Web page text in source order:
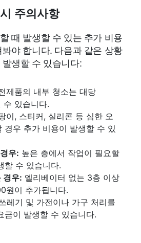
주의사항
때 발생할 수 있는 추가 비용
야 합니다. 다음과 같은 상황
생할 수 있습니다:
제품의 내부 청소는 대당
수 있습니다.
이, 스티커, 실리콘 등 심한 오
경우 추가 비용이 발생할 수 있
우: 높은 층에서 작업이 필요할
할 수 있습니다.
경우: 엘리베이터 없는 3층 이상
원이 추가됩니다.
레기 및 가전이나 가구 처리를
금이 발생할 수 있습니다.